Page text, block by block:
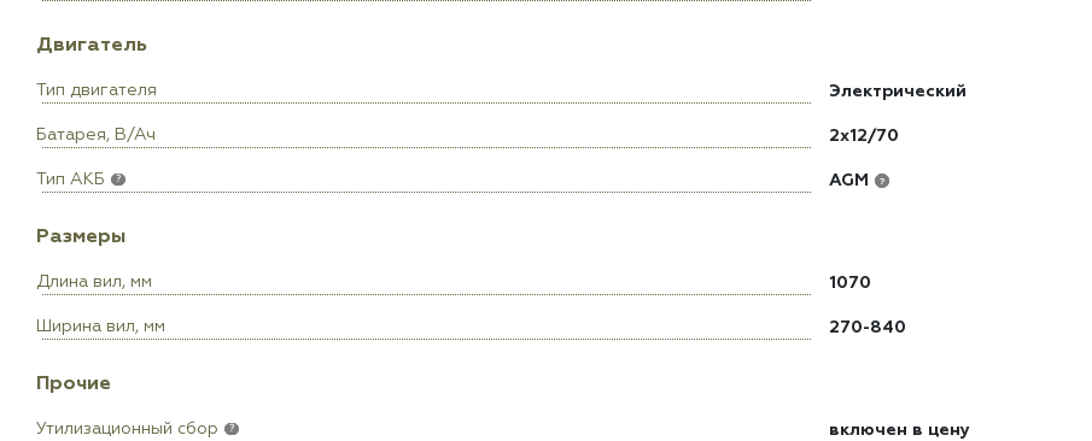
Двигатель
Тип двигателя Электрический
Батарея, В/Ач 2х12/70
Тип АКБ ? AGM ?
Размеры
Длина вил, мм 1070
Ширина вил, мм 270-840
Прочие
Утилизационный сбор ? включен в цену